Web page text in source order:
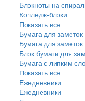
Блокноты на
Колледж-блоки
Показать все
Бумага для заметок
Бумага для заметок
Блок бумаги для
Бумага с липким
Показать все
Ежедневники
Ежедневники